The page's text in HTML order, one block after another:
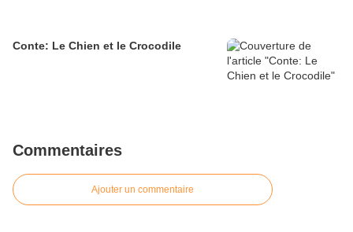
Conte: Le Chien et le Crocodile
Commentaires
Ajouter un commentaire